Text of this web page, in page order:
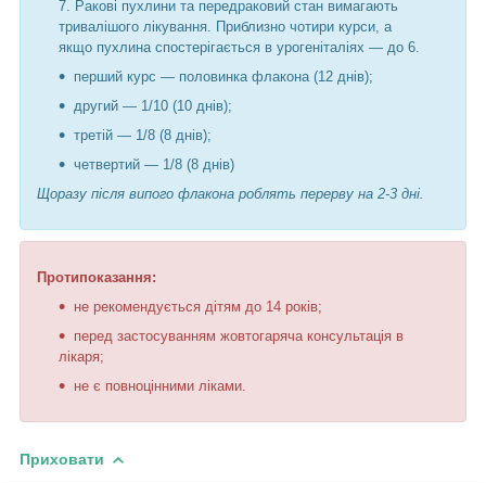
Ракові пухлини та передраковий стан вимагають
тривалішого лікування. Приблизно чотири курси, а
якщо пухлина спостерігається в урогеніталіях — до 6.
перший курс — половинка флакона (12 днів);
другий — 1/10 (10 днів);
третій — 1/8 (8 днів);
четвертий — 1/8 (8 днів)
Щоразу після випого флакона роблять перерву на 2-3 дні.
Протипоказання:
не рекомендується дітям до 14 років;
перед застосуванням жовтогаряча консультація в
лікаря;
не є повноцінними ліками.
Приховати